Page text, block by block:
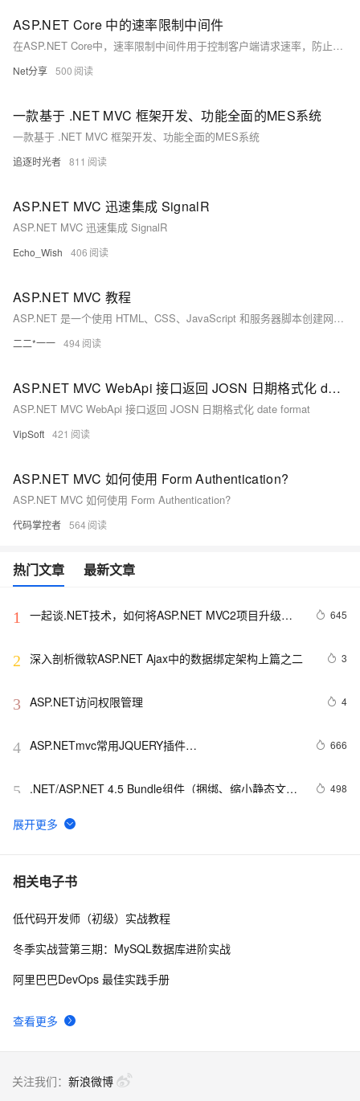
ASP.NET Core 中的速率限制中间件
在ASP.NET Core中，速率限制中间件用于控制客户端请求速率，防止服务器过载并提高安全性。通过`AddRateLimiter`注册服务，并配置不同策略如固定窗口、滑动窗口、令牌桶和并发限制。这些策略可在全局、控制器或动作级别应用，支持自定义响应处理。使用中间件`UseRateLimiter`启用限流功能，并可通过属性禁用特定控制器或动作的限流。这有助于有效保护API免受滥用和过载。 欢迎关注我的公众号：Net分享 （239字符）
Net分享 500
一款基于 .NET MVC 框架开发、功能全面的MES系统
一款基于 .NET MVC 框架开发、功能全面的MES系统
追逐时光者 811
ASP.NET MVC 迅速集成 SignalR
ASP.NET MVC 迅速集成 SignalR
Echo_Wish 406
ASP.NET MVC 教程
ASP.NET 是一个使用 HTML、CSS、JavaScript 和服务器脚本创建网页和网站的开发框架。
二二*一一 494
ASP.NET MVC WebApi 接口返回 JOSN 日期格式化 date format
ASP.NET MVC WebApi 接口返回 JOSN 日期格式化 date format
VipSoft 421
ASP.NET MVC 如何使用 Form Authentication?
ASP.NET MVC 如何使用 Form Authentication?
代码掌控者 564
热门文章 最新文章
1
一起谈.NET技术，如何将ASP.NET MVC2项目升级到
645
2 深入剖析微软ASP.NET Ajax中的数据绑定架构上篇之二 3
3 ASP.NET访问权限管理 4
4 ASP.NETmvc常用JQUERY插件
666
5
.NET/ASP.NET 4.5 Bundle组件（捆绑、缩小静态文
498
6 Asp中如何设计跨越域的Cookie
7 asp.net 返回上一页的实现方法小集
8 一起谈.NET技术，ASP.NET MVC验证框架中关于属性
相关电子书
查看更多
低代码开发师（初级）实战教程
冬季实战营第三期：MySQL数据库进阶实战
阿里巴巴DevOps 最佳实践手册
关注我们： 新浪微博